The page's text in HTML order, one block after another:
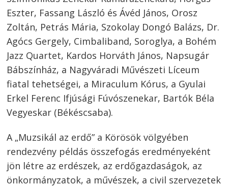
Eszter, Fassang László és Ávéd János, Orosz
Zoltán, Petrás Mária, Szokolay Dongó Balázs, Dr.
Agócs Gergely, Cimbaliband, Soroglya, a Bohém
Jazz Quartet, Kardos Horváth János, Napsugár
Bábszínház, a Nagyváradi Művészeti Líceum
fiatal tehetségei, a Miraculum Kórus, a Gyulai
Erkel Ferenc Ifjúsági Fúvószenekar, Bartók Béla
Vegyeskar (Békéscsaba).
A „Muzsikál az erdő” a Körösök völgyében
rendezvény példás összefogás eredményeként
jön létre az erdészek, az erdőgazdaságok, az
önkormányzatok, a művészek, a civil szervezetek